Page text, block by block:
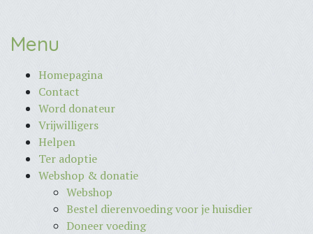
Menu
Homepagina
Contact
Word donateur
Vrijwilligers
Helpen
Ter adoptie
Webshop & donatie
Webshop
Bestel dierenvoeding voor je huisdier
Doneer voeding